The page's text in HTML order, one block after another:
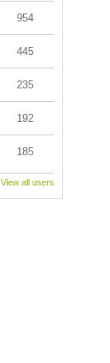
954
445
235
192
185
View all users